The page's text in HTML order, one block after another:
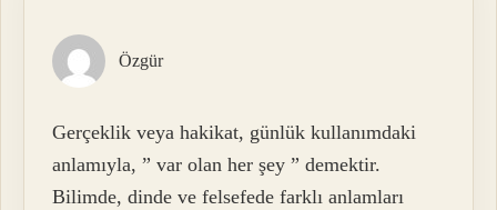
Özgür
Gerçeklik veya hakikat, günlük kullanımdaki
anlamıyla, ” var olan her şey ” demektir.
Bilimde, dinde ve felsefede farklı anlamları